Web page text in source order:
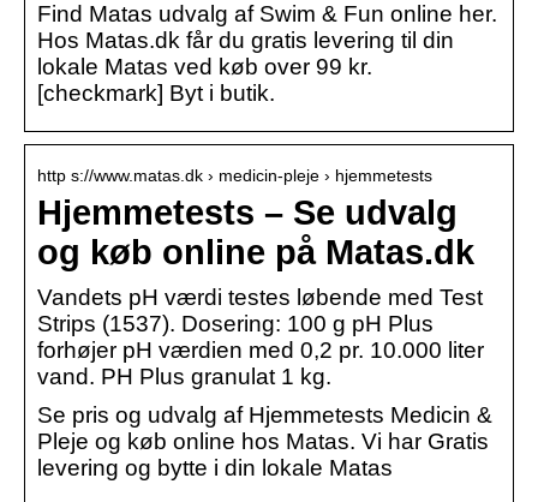
Find Matas udvalg af Swim & Fun online her.
Hos Matas.dk får du gratis levering til din
lokale Matas ved køb over 99 kr.
[checkmark] Byt i butik.
http s://www.matas.dk › medicin-pleje › hjemmetests
Hjemmetests – Se udvalg
og køb online på Matas.dk
Vandets pH værdi testes løbende med Test
Strips (1537). Dosering: 100 g pH Plus
forhøjer pH værdien med 0,2 pr. 10.000 liter
vand. PH Plus granulat 1 kg.
Se pris og udvalg af Hjemmetests Medicin &
Pleje og køb online hos Matas. Vi har Gratis
levering og bytte i din lokale Matas